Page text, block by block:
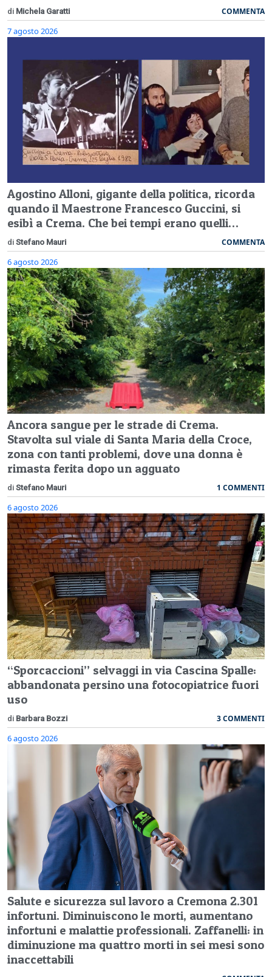
di Michela Garatti COMMENTA
7 agosto 2026
Agostino Alloni, gigante della politica, ricorda
quando il Maestrone Francesco Guccini, si
esibì a Crema. Che bei tempi erano quelli…
di Stefano Mauri COMMENTA
6 agosto 2026
Ancora sangue per le strade di Crema.
Stavolta sul viale di Santa Maria della Croce,
zona con tanti problemi, dove una donna è
rimasta ferita dopo un agguato
di Stefano Mauri 1 COMMENTI
6 agosto 2026
“Sporcaccioni” selvaggi in via Cascina Spalle:
abbandonata persino una fotocopiatrice fuori
uso
di Barbara Bozzi 3 COMMENTI
6 agosto 2026
Salute e sicurezza sul lavoro a Cremona 2.301
infortuni. Diminuiscono le morti, aumentano
infortuni e malattie professionali. Zaffanelli: in
diminuzione ma quattro morti in sei mesi sono
inaccettabili